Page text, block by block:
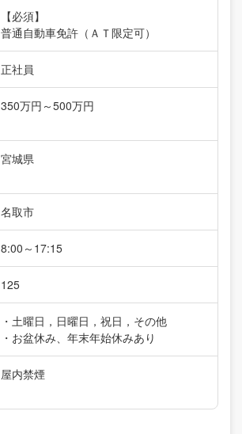
【必須】
普通自動車免許（ＡＴ限定可）
正社員
350万円～500万円
宮城県
名取市
8:00～17:15
125
・土曜日，日曜日，祝日，その他
・お盆休み、年末年始休みあり
屋内禁煙